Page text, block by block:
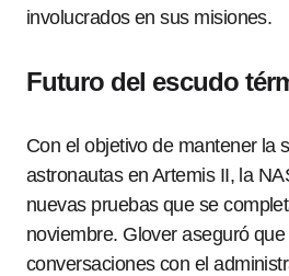
involucrados en sus misiones.
Futuro del escudo
Con el objetivo de mantener la
astronautas en Artemis II, la
nuevas pruebas que se
noviembre. Glover aseguró
conversaciones con el